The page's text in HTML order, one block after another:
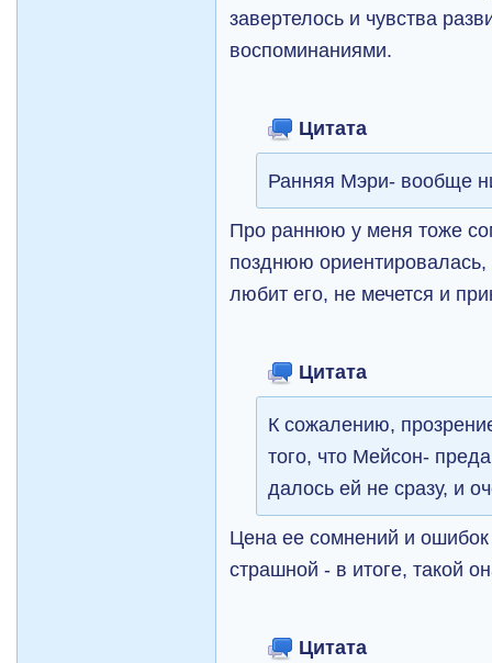
завертелось и чувства
воспоминаниями.
Цитата
Ранняя Мэри- вообще
Про раннюю у меня тоже
позднюю ориентировалась,
любит его, не мечется и
Цитата
К сожалению,
того, что Мейсон-
далось ей не сразу, и
Цена ее сомнений и
страшной - в итоге, такой
Цитата